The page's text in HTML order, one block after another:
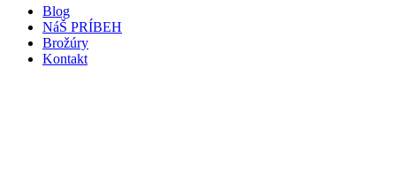
Blog
NáŠ PRÍBEH
Brožúry
Kontakt